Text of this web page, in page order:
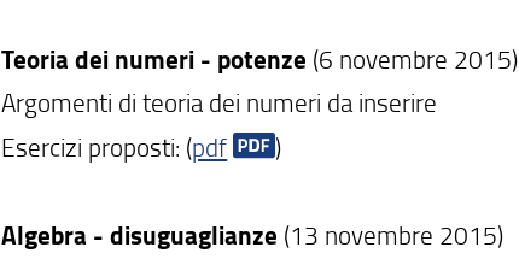
Teoria dei numeri - potenze (6 novembre 2015)
Argomenti di teoria dei numeri da inserire
Esercizi proposti: (pdf )
Algebra - disuguaglianze (13 novembre 2015)